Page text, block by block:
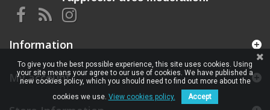
Information
My account
To give you the best possible experience, this site uses cookies. Using
your site means your agree to our use of cookies. We have published a
new cookies policy, which you should need to find out more about the
cookies we use. View cookies policy. Accept